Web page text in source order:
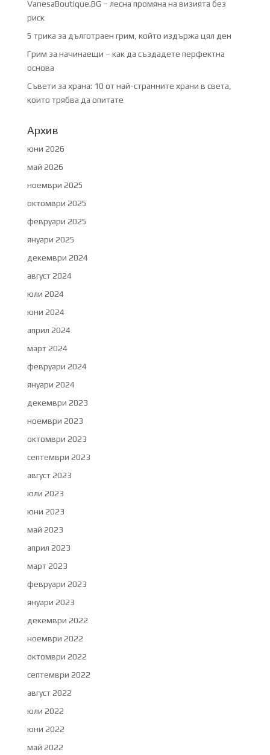
VanesaBoutique.BG – лесна промяна на визията без
риск
5 трика за дълготраен грим, който издържа цял ден
Грим за начинаещи – как да създадете перфектна
основа
Съвети за храна: 10 от най-странните храни в света,
които трябва да опитате
Архив
юни 2026
май 2026
ноември 2025
октомври 2025
февруари 2025
януари 2025
декември 2024
август 2024
юли 2024
юни 2024
април 2024
март 2024
февруари 2024
януари 2024
декември 2023
ноември 2023
октомври 2023
септември 2023
август 2023
юли 2023
юни 2023
май 2023
април 2023
март 2023
февруари 2023
януари 2023
декември 2022
ноември 2022
октомври 2022
септември 2022
август 2022
юли 2022
юни 2022
май 2022